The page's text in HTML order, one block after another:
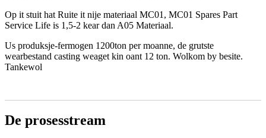
Op it stuit hat Ruite it nije materiaal MC01, MC01 Spares Part
Service Life is 1,5-2 kear dan A05 Materiaal.
Us produksje-fermogen 1200ton per moanne, de grutste
wearbestand casting weaget kin oant 12 ton. Wolkom by besite.
Tankewol
De prosesstream